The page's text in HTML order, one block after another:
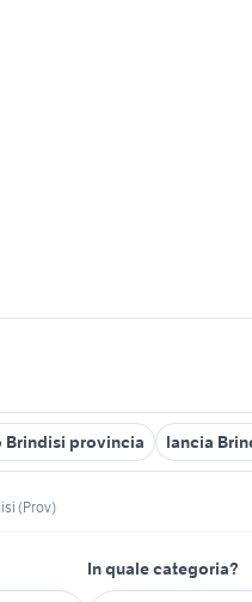
Brindisi provincia lancia
(Prov)
In quale categoria?